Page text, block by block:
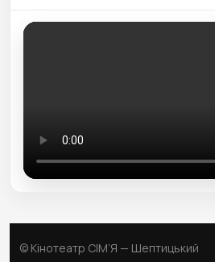
© Кінотеатр СІМ’Я — Шептицький